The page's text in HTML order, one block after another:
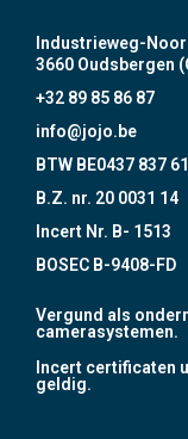
Industrieweg-
3660 Oudsbergen
+32 89 85 86 87
info@jojo.be
BTW BE0437 837
B.Z. nr. 20 0031 14
Incert Nr. B- 1513
BOSEC B-9408-FD
Vergund als
camerasystemen.
Incert certificaten
geldig.